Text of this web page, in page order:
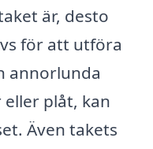
är, desto
för att utföra
annorlunda
plåt, kan
Även takets